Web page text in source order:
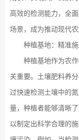
高效的检测能力，全
场景，成为推动现代农
种植基地：精准施
种植基地作为农作
关重要。土壤肥料养
过快速检测土壤中的
量，种植者能够清晰
以制定出科学合理的